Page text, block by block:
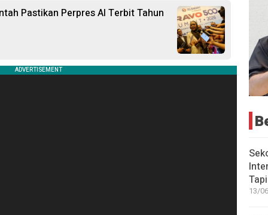
Pastikan Perpres AI Terbit Tahun
13/